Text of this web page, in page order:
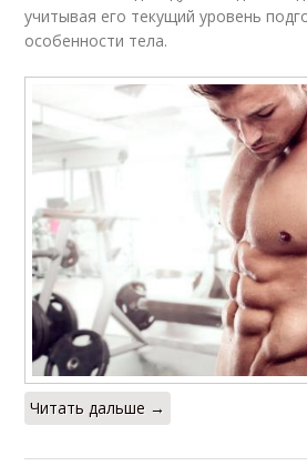
учитывая его текущий уровень
особенности тела.
Читать дальше →